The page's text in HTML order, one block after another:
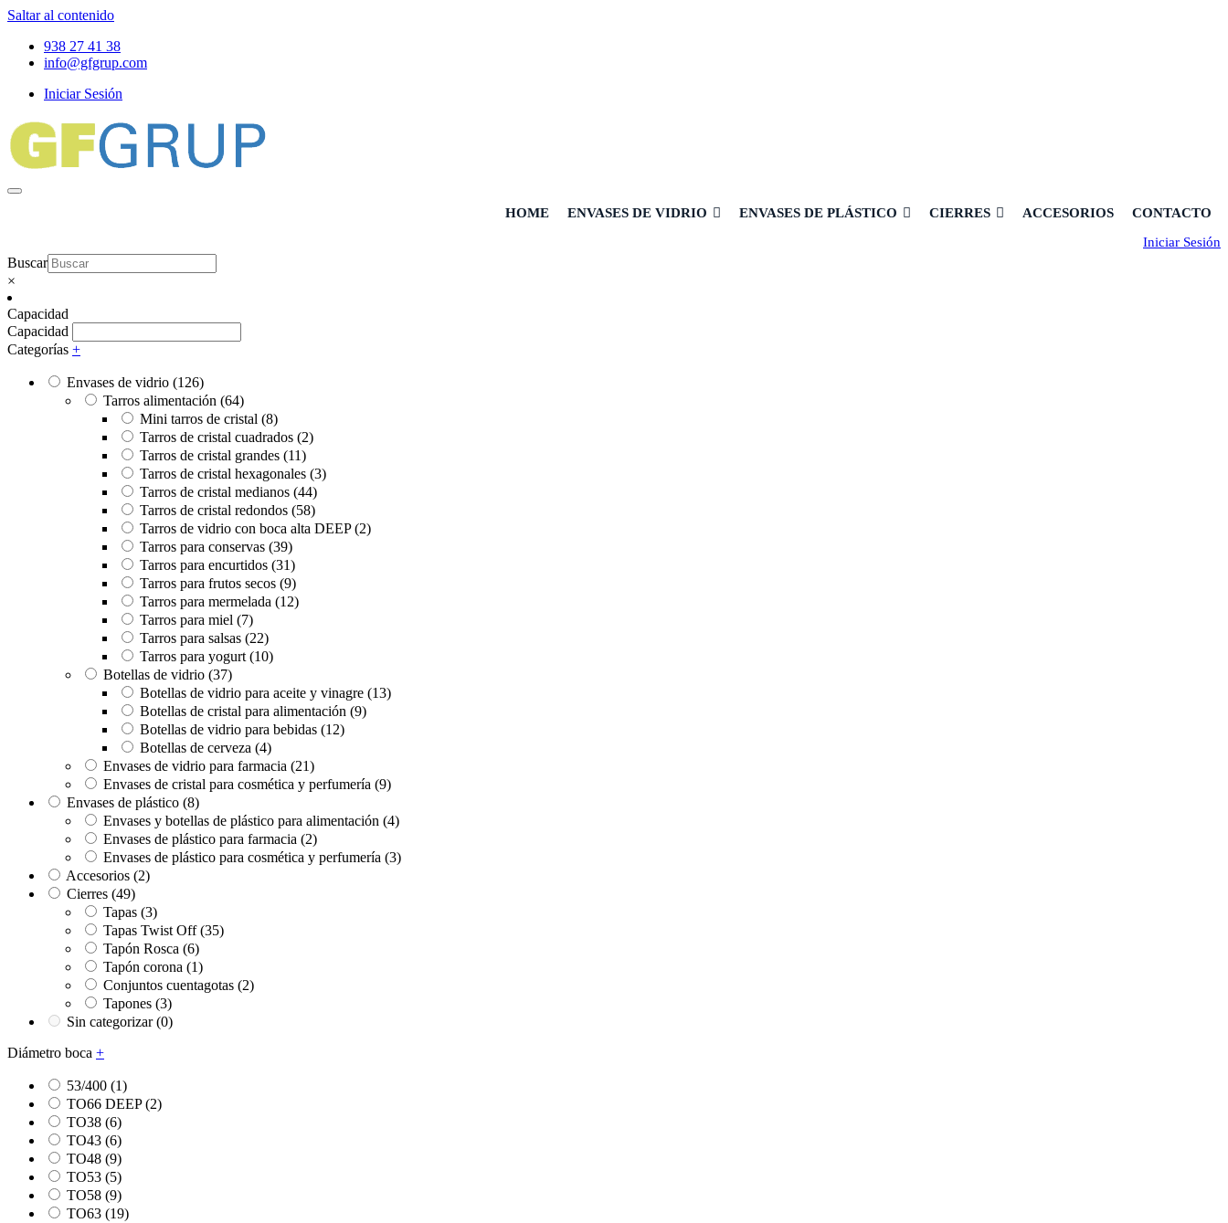
Saltar al contenido
938 27 41 38
info@gfgrup.com
Iniciar Sesión
HOME ENVASES DE VIDRIO ENVASES DE PLÁSTICO CIERRES ACCESORIOS
CONTACTO
Iniciar Sesión
Buscar
×
Capacidad
Capacidad
Categorías +
Envases de vidrio (126)
Tarros alimentación (64)
Mini tarros de cristal (8)
Tarros de cristal cuadrados (2)
Tarros de cristal grandes (11)
Tarros de cristal hexagonales (3)
Tarros de cristal medianos (44)
Tarros de cristal redondos (58)
Tarros de vidrio con boca alta DEEP(2)
Tarros para conservas (39)
Tarros para encurtidos (31)
Tarros para frutos secos (9)
Tarros para mermelada (12)
Tarros para miel (7)
Tarros para salsas (22)
Tarros para yogurt (10)
Botellas de vidrio (37)
Botellas de vidrio para aceite y vinagre (13)
Botellas de cristal para alimentación (9)
Botellas de vidrio para bebidas (12)
Botellas de cerveza (4)
Envases de vidrio para farmacia (21)
Envases de cristal para cosmética y perfumería (9)
Envases de plástico (8)
Envases y botellas de plástico para alimentación (4)
Envases de plástico para farmacia (2)
Envases de plástico para cosmética y perfumería (3)
Accesorios (2)
Cierres (49)
Tapas (3)
Tapas Twist Off(35)
Tapón Rosca (6)
Tapón corona (1)
Conjuntos cuentagotas (2)
Tapones (3)
Sin categorizar(0)
Diámetro boca +
53/400 (1)
TO66 DEEP(2)
TO38 (6)
TO43 (6)
TO48 (9)
TO53 (5)
TO58 (9)
TO63 (19)